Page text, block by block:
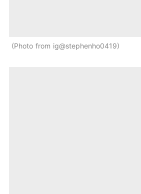
Photo from ig@stephenho0419